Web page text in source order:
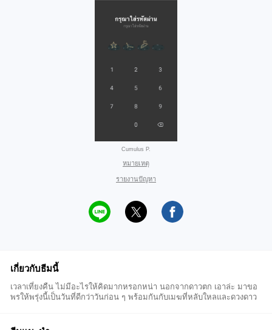
Cumulus P.
หมายเหตุ
รายงานปัญหา
เกี่ยวกับธีมนี้
เวลาเที่ยงคืน ไม่มีอะไรให้คิดมากหรอกหน่า นอกจากดาวตก เอาล่ะ มาขอ
พรให้พรุ่งนี้เป็นวันที่ดีกว่าวันก่อน ๆ พร้อมกันกับเมฆที่หลับใหลและดวงดาว